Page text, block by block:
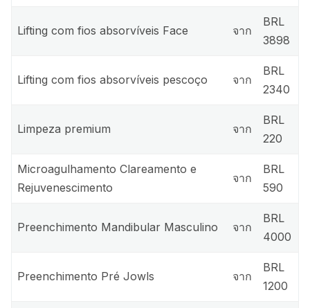
Lifting com fios absorvíveis Face จาก
BRL
3898
Lifting com fios absorvíveis pescoço จาก
BRL
2340
Limpeza premium จาก
BRL
220
Microagulhamento Clareamento e
Rejuvenescimento
จาก
BRL
590
Preenchimento Mandibular Masculino จาก
BRL
4000
Preenchimento Pré Jowls จาก
BRL
1200